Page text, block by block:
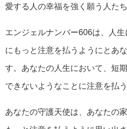
愛する人の幸福を強く願う人た
エンジェルナンバー606は、人
にもっと注意を払うようにとあ
す。あなたの人生において、短
できないようなことに注意を払
あなたの守護天使は、あなたの